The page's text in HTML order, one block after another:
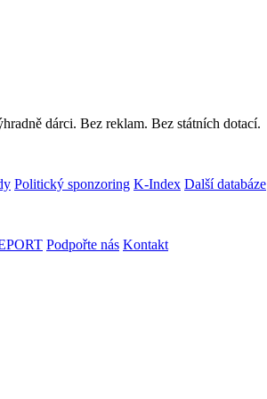
dárci. Bez reklam. Bez státních dotací.
Politický sponzoring K-Index Další databáze
Podpořte nás Kontakt